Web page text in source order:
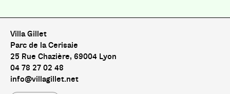
Villa Gillet
Parc de la Cerisaie
25 Rue Chazière, 69004 Lyon
04 78 27 02 48
info@villagillet.net